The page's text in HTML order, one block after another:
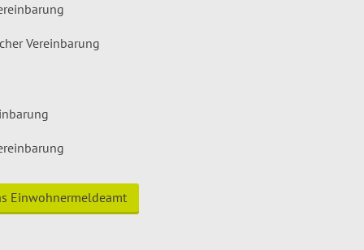
Vereinbarung
Einwohnermeldeamt